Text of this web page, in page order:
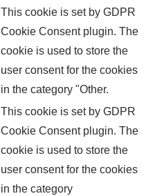
This cookie is set by GDPR
Cookie Consent plugin. The
cookie is used to store the
user consent for the cookies
in the category "Other.
This cookie is set by GDPR
Cookie Consent plugin. The
cookie is used to store the
user consent for the cookies
in the category